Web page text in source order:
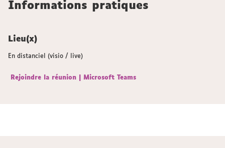
Informations pratiques
Lieu(x)
En distanciel (visio / live)
Rejoindre la réunion | Microsoft Teams